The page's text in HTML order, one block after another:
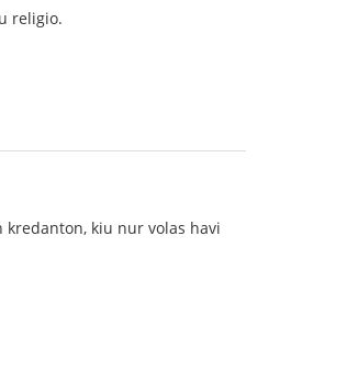
religio.
kiu nur volas havi